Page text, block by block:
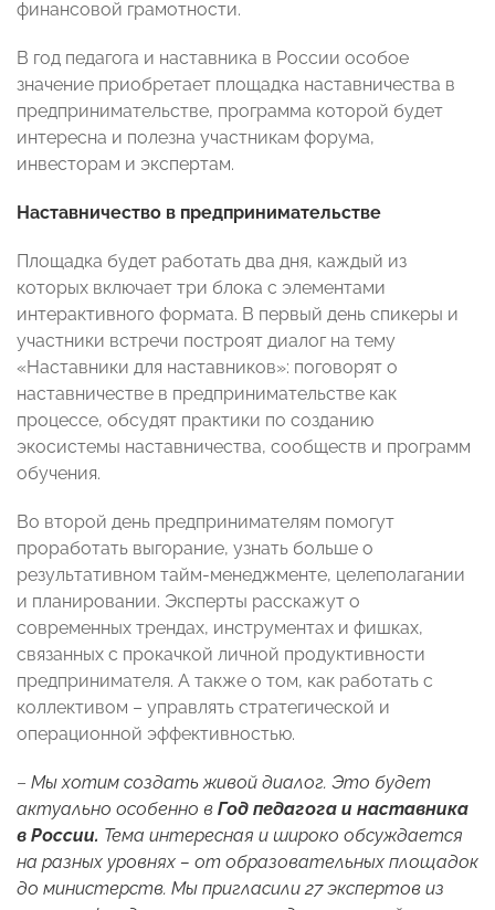
финансовой грамотности.
В год педагога и наставника в России особое
значение приобретает площадка наставничества в
предпринимательстве, программа которой будет
интересна и полезна участникам форума,
инвесторам и экспертам.
Наставничество в предпринимательстве
Площадка будет работать два дня, каждый из
которых включает три блока с элементами
интерактивного формата. В первый день спикеры и
участники встречи построят диалог на тему
«Наставники для наставников»: поговорят о
наставничестве в предпринимательстве как
процессе, обсудят практики по созданию
экосистемы наставничества, сообществ и программ
обучения.
Во второй день предпринимателям помогут
проработать выгорание, узнать больше о
результативном тайм-менеджменте, целеполагании
и планировании. Эксперты расскажут о
современных трендах, инструментах и фишках,
связанных с прокачкой личной продуктивности
предпринимателя. А также о том, как работать с
коллективом – управлять стратегической и
операционной эффективностью.
– Мы хотим создать живой диалог. Это будет
актуально особенно в Год педагога и наставника
в России. Тема интересная и широко обсуждается
на разных уровнях – от образовательных площадок
до министерств. Мы пригласили 27 экспертов из